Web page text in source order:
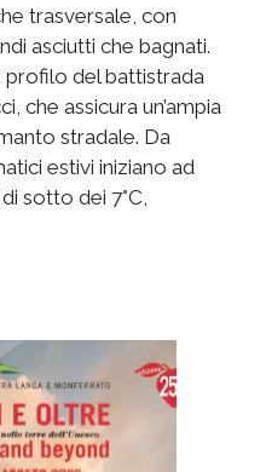
trasversale, con
asciutti che bagnati.
del battistrada
che assicura un’ampia
stradale. Da
estivi iniziano ad
sotto dei 7°C,